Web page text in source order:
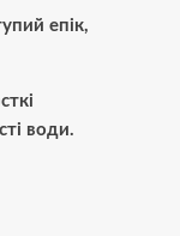
епік,
води.